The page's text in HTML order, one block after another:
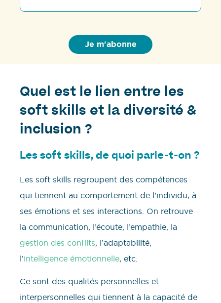
Quel est le lien entre les
soft skills et la diversité &
inclusion ?
Les soft skills, de quoi parle-t-on ?
Les soft skills regroupent des compétences
qui tiennent au comportement de l’individu, à
ses émotions et ses interactions. On retrouve
la communication, l’écoute, l’empathie, la
gestion des conflits, l’adaptabilité,
l’intelligence émotionnelle, etc.
Ce sont des qualités personnelles et
interpersonnelles qui tiennent à la capacité de